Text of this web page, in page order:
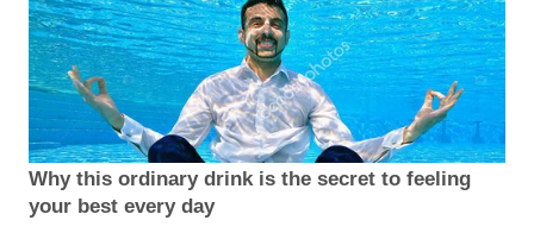
Why this ordinary drink is the secret to feeling
your best every day